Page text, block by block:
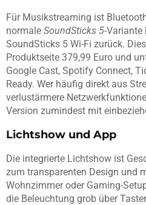
Für Musikstreaming ist
normale SoundSticks 5-Variante
SoundSticks 5 Wi-Fi zurück.
Produktseite 379,99 Euro und
Google Cast, Spotify Connect,
Ready. Wer häufig direkt aus
verlustärmere
Version zumindest mit
Lichtshow und App
Die integrierte Lichtshow ist
zum transparenten Design und
Wohnzimmer oder Gaming-
die Beleuchtung grob über